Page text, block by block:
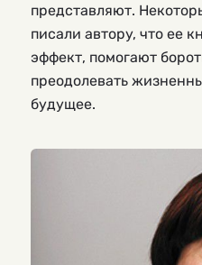
представляют.
писали автору, что ее
эффект, помогают
преодолевать
будущее.